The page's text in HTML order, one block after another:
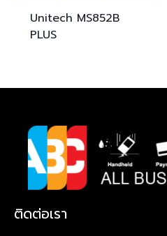
Unitech MS852B
PLUS
ติดต่อเรา